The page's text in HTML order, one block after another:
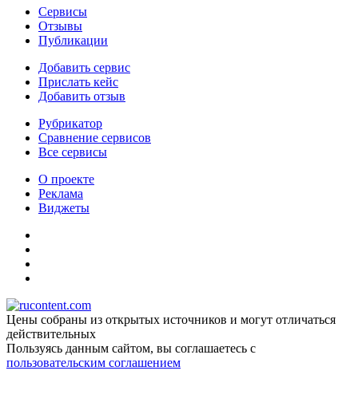
Сервисы
Отзывы
Публикации
Добавить сервис
Прислать кейс
Добавить отзыв
Рубрикатор
Сравнение сервисов
Все сервисы
О проекте
Реклама
Виджеты
Цены собраны из открытых источников и могут отличаться
действительных
Пользуясь данным сайтом, вы соглашаетесь c
пользовательским соглашением